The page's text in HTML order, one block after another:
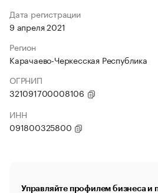
Дата регистрации
9 апреля 2021
Регион
Карачаево-Черкесская Республика
ОГРНИП
321091700008106
ИНН
091800325800
Управляйте профилем бизнеса и